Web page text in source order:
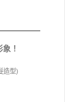
！
造型)